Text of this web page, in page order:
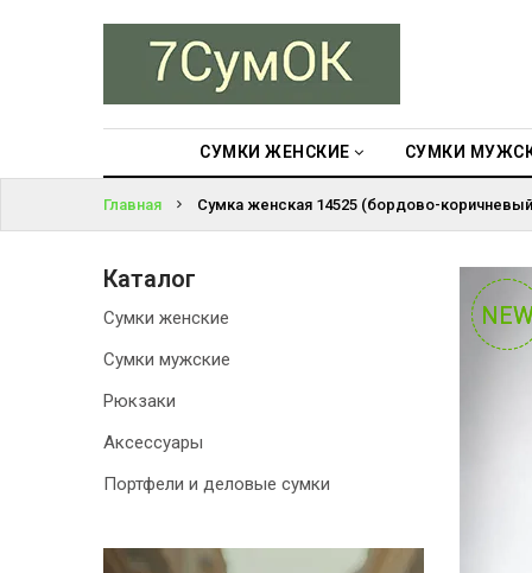
СУМКИ ЖЕНСКИЕ СУМКИ
РЮКЗАКИ
АКСЕССУАРЫ
ПОРТФЕЛИ И
ДЕЛОВЫЕ
ЗАБЫЛИ
ПАРОЛЬ?
Главная
Сумка женская 14525 (бордово-
Каталог
Сумки женские
Сумки мужские
Рюкзаки
Аксессуары
Портфели и деловые сумки